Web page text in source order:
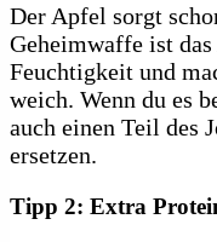
Der Apfel sorgt
Geheimwaffe ist
Feuchtigkeit und
weich. Wenn du es
auch einen Teil des
ersetzen.
Tipp 2: Extra